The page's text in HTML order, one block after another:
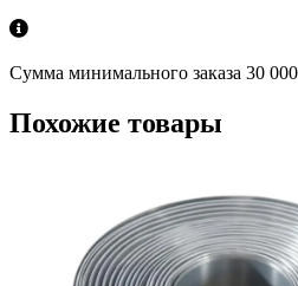
Сумма минимального заказа 30
Похожие товары